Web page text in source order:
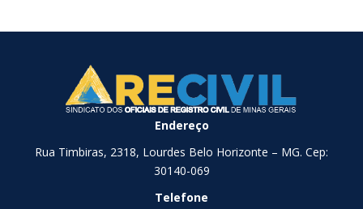
Endereço
Rua Timbiras, 2318, Lourdes Belo Horizonte – MG. Cep:
30140-069
Telefone